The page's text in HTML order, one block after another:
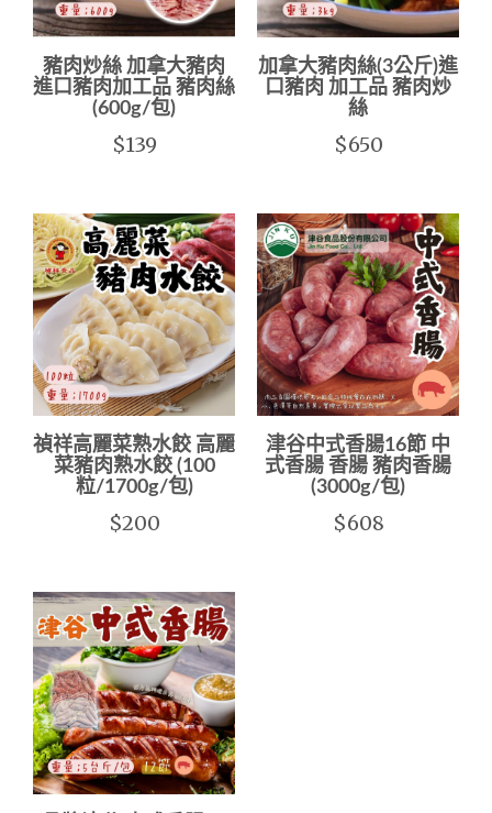
豬肉炒絲 加拿大豬肉
進口豬肉加工品 豬肉絲
(600g/包)
$139
加拿大豬肉絲(3公斤)進
口豬肉 加工品 豬肉炒
絲
$650
禎祥高麗菜熟水餃 高麗
菜豬肉熟水餃 (100
粒/1700g/包)
$200
津谷中式香腸16節 中
式香腸 香腸 豬肉香腸
(3000g/包)
$608